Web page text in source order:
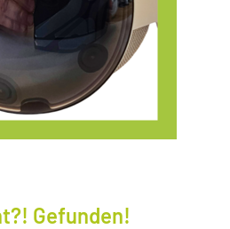
Gefunden!